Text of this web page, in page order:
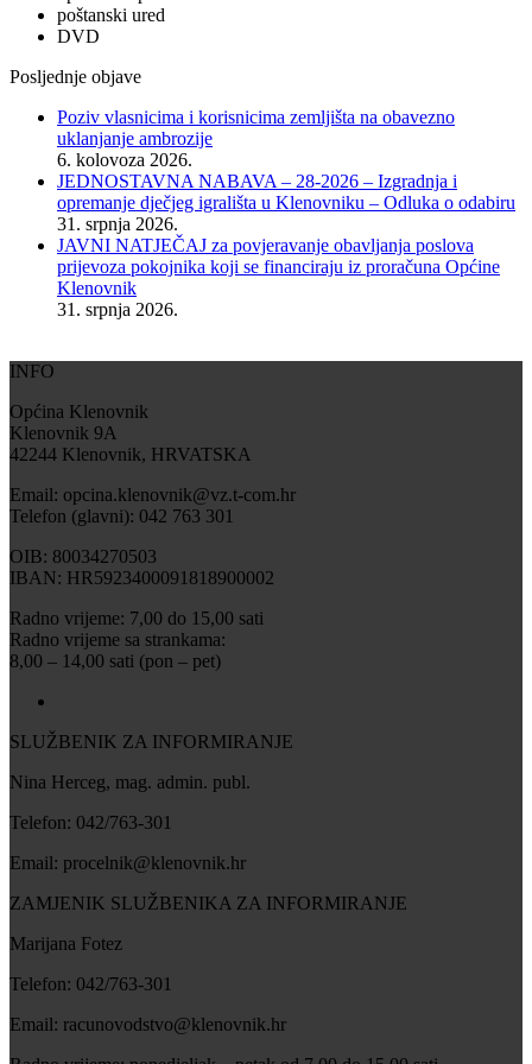
poštanski ured
DVD
Posljednje objave
Poziv vlasnicima i korisnicima zemljišta na obavezno
uklanjanje ambrozije
6. kolovoza 2026.
JEDNOSTAVNA NABAVA – 28-2026 – Izgradnja i
opremanje dječjeg igrališta u Klenovniku – Odluka o odabiru
31. srpnja 2026.
JAVNI NATJEČAJ za povjeravanje obavljanja poslova
prijevoza pokojnika koji se financiraju iz proračuna Općine
Klenovnik
31. srpnja 2026.
INFO
Općina Klenovnik
Klenovnik 9A
42244 Klenovnik, HRVATSKA
Email: opcina.klenovnik@vz.t-com.hr
Telefon (glavni): 042 763 301
OIB: 80034270503
IBAN: HR5923400091818900002
Radno vrijeme: 7,00 do 15,00 sati
Radno vrijeme sa strankama:
8,00 – 14,00 sati (pon – pet)
SLUŽBENIK ZA INFORMIRANJE
Nina Herceg, mag. admin. publ.
Telefon: 042/763-301
Email: procelnik@klenovnik.hr
ZAMJENIK SLUŽBENIKA ZA INFORMIRANJE
Marijana Fotez
Telefon: 042/763-301
Email: racunovodstvo@klenovnik.hr